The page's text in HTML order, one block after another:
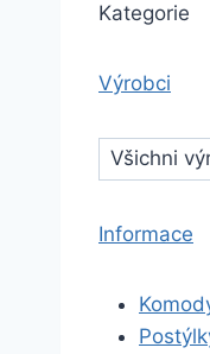
Kategorie
Výrobci
Informace